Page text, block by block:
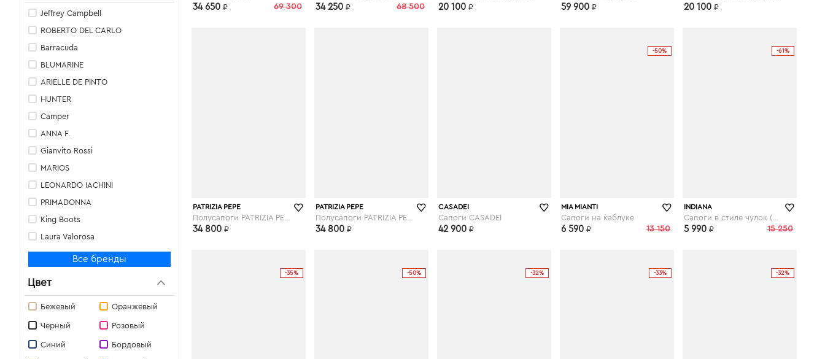
Jeffrey Campbell
ROBERTO DEL CARLO
Barracuda
BLUMARINE
ARIELLE DE PINTO
HUNTER
Camper
ANNA F.
Gianvito Rossi
MARIOS
LEONARDO IACHINI
PRIMADONNA
King Boots
Laura Valorosa
Flylondon
Norma J. Baker
GAETANO RIVA
Dino Ricci
Все бренды
Цвет
Бежевый Оранжевый
Черный Розовый
Синий Бордовый
69 300
34 650 ₽ 68 500
34 250 ₽ 20 100 ₽ 59 900 ₽ 20 100 ₽
elyts.ru
PATRIZIA PEPE
34 800 ₽
elyts.ru
PATRIZIA PEPE
34 800 ₽
CASADEI
Сапоги CASADEI
42 900 ₽
-50%
MIA MIANTI
Сапоги на каблуке
13 150
6 590 ₽
-61%
INDIANA
15 250
5 990 ₽
-35% -50% -32% -33% -32%